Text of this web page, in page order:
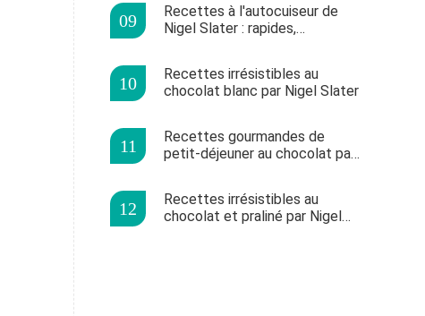
Recettes à l'autocuiseur de
Nigel Slater : rapides,
Recettes irrésistibles au
chocolat blanc par Nigel Slater
Recettes gourmandes de
petit-déjeuner au chocolat par
Recettes irrésistibles au
chocolat et praliné par Nigel